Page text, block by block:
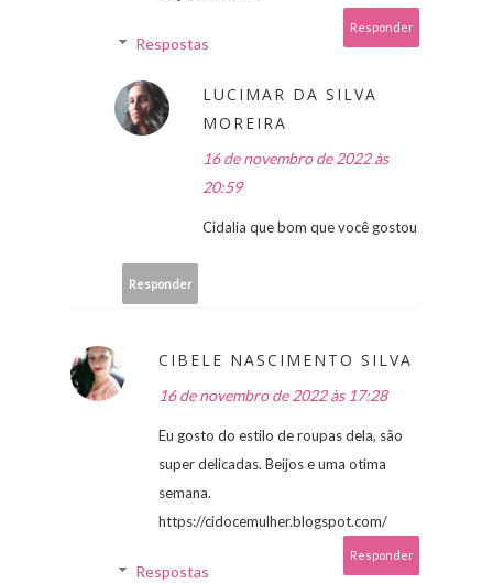
Responder
Respostas
LUCIMAR DA SILVA
MOREIRA
16 de novembro de 2022 às
20:59
Cidalia que bom que você gostou
Responder
CIBELE NASCIMENTO SILVA
16 de novembro de 2022 às 17:28
Eu gosto do estilo de roupas dela, são
super delicadas. Beijos e uma otima
semana.
https://cidocemulher.blogspot.com/
Responder
Respostas